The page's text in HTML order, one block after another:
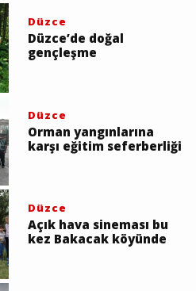
Düzce
Düzce’de doğal
gençleşme
Düzce
Orman yangınlarına
karşı eğitim seferberliği
Düzce
Açık hava sineması bu
kez Bakacak köyünde